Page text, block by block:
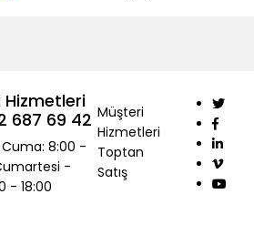
Hizmetleri
687 69 42
8:00 -
-
- 18:00
Müşteri
Hizmetleri
Toptan
Satış